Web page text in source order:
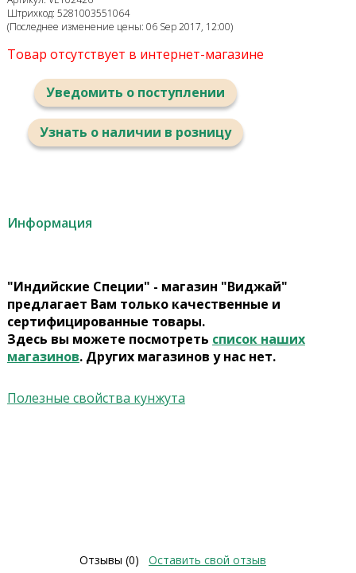
Штрихкод: 5281003551064
(Последнее изменение цены: 06 Sep 2017, 12:00)
Товар отсутствует в интернет-магазине
Уведомить о поступлении
Узнать о наличии в розницу
Информация
"Индийские Специи" - магазин "Виджай"
предлагает Вам только качественные и
сертифицированные товары.
Здесь вы можете посмотреть список наших
магазинов. Других магазинов у нас нет.
Полезные свойства кунжута
Отзывы (0) Оставить свой отзыв